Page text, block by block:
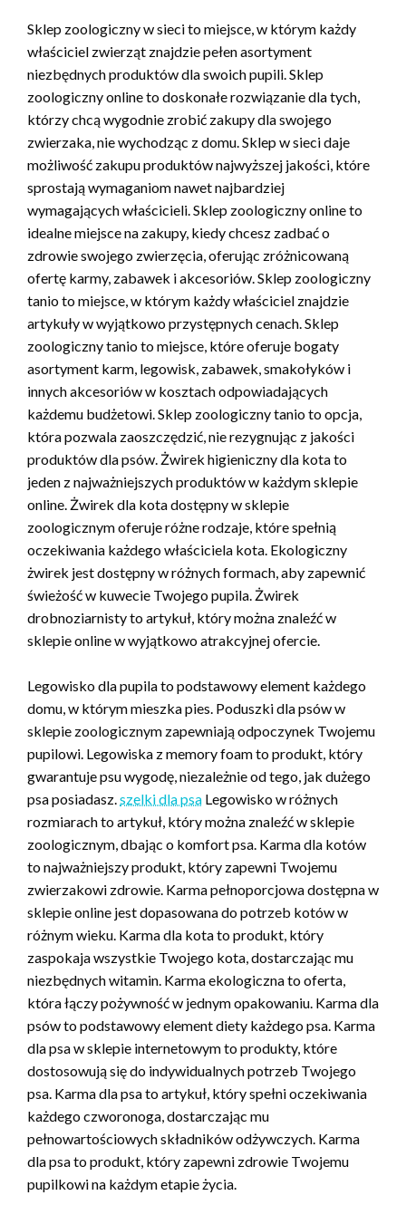
Sklep zoologiczny w sieci to miejsce, w którym każdy
właściciel zwierząt znajdzie pełen asortyment
niezbędnych produktów dla swoich pupili. Sklep
zoologiczny online to doskonałe rozwiązanie dla tych,
którzy chcą wygodnie zrobić zakupy dla swojego
zwierzaka, nie wychodząc z domu. Sklep w sieci daje
możliwość zakupu produktów najwyższej jakości, które
sprostają wymaganiom nawet najbardziej
wymagających właścicieli. Sklep zoologiczny online to
idealne miejsce na zakupy, kiedy chcesz zadbać o
zdrowie swojego zwierzęcia, oferując zróżnicowaną
ofertę karmy, zabawek i akcesoriów. Sklep zoologiczny
tanio to miejsce, w którym każdy właściciel znajdzie
artykuły w wyjątkowo przystępnych cenach. Sklep
zoologiczny tanio to miejsce, które oferuje bogaty
asortyment karm, legowisk, zabawek, smakołyków i
innych akcesoriów w kosztach odpowiadających
każdemu budżetowi. Sklep zoologiczny tanio to opcja,
która pozwala zaoszczędzić, nie rezygnując z jakości
produktów dla psów. Żwirek higieniczny dla kota to
jeden z najważniejszych produktów w każdym sklepie
online. Żwirek dla kota dostępny w sklepie
zoologicznym oferuje różne rodzaje, które spełnią
oczekiwania każdego właściciela kota. Ekologiczny
żwirek jest dostępny w różnych formach, aby zapewnić
świeżość w kuwecie Twojego pupila. Żwirek
drobnoziarnisty to artykuł, który można znaleźć w
sklepie online w wyjątkowo atrakcyjnej ofercie.
Legowisko dla pupila to podstawowy element każdego
domu, w którym mieszka pies. Poduszki dla psów w
sklepie zoologicznym zapewniają odpoczynek Twojemu
pupilowi. Legowiska z memory foam to produkt, który
gwarantuje psu wygodę, niezależnie od tego, jak dużego
psa posiadasz.szelki dla psa Legowisko w różnych
rozmiarach to artykuł, który można znaleźć w sklepie
zoologicznym, dbając o komfort psa. Karma dla kotów
to najważniejszy produkt, który zapewni Twojemu
zwierzakowi zdrowie. Karma pełnoporcjowa dostępna w
sklepie online jest dopasowana do potrzeb kotów w
różnym wieku. Karma dla kota to produkt, który
zaspokaja wszystkie Twojego kota, dostarczając mu
niezbędnych witamin. Karma ekologiczna to oferta,
która łączy pożywność w jednym opakowaniu. Karma dla
psów to podstawowy element diety każdego psa. Karma
dla psa w sklepie internetowym to produkty, które
dostosowują się do indywidualnych potrzeb Twojego
psa. Karma dla psa to artykuł, który spełni oczekiwania
każdego czworonoga, dostarczając mu
pełnowartościowych składników odżywczych. Karma
dla psa to produkt, który zapewni zdrowie Twojemu
pupilkowi na każdym etapie życia.